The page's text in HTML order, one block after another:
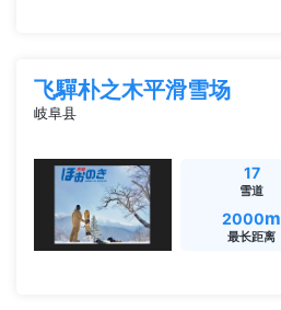
飞驒朴之木平滑雪场
岐阜县
17
雪道
2000m
最长距离